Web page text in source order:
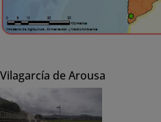
Vilagarcía de Arousa